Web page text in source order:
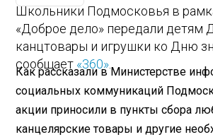
Школьники Подмосковья в
«Доброе дело» передали детям
канцтовары и игрушки ко Дню
сообщает «360».
Как рассказали в Министерстве
социальных коммуникаций
акции приносили в пункты сбора
канцелярские товары и другие